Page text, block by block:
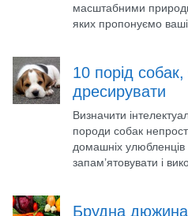
масштабними
яких пропонуємо
10 порід
дресирувати
Визначити
породи собак
домашніх улюбленців
запам’ятовувати і
Брудна дюжина: